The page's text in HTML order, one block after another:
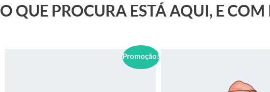
O QUE PROCURA ESTÁ AQUI, E
Promoção!